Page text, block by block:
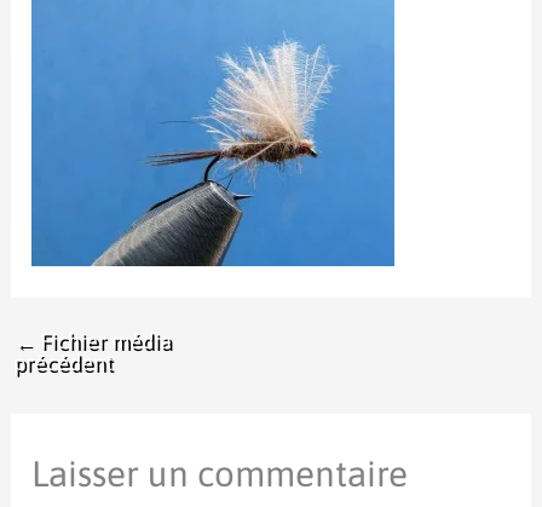
← Fichier média
précédent
Laisser un commentaire